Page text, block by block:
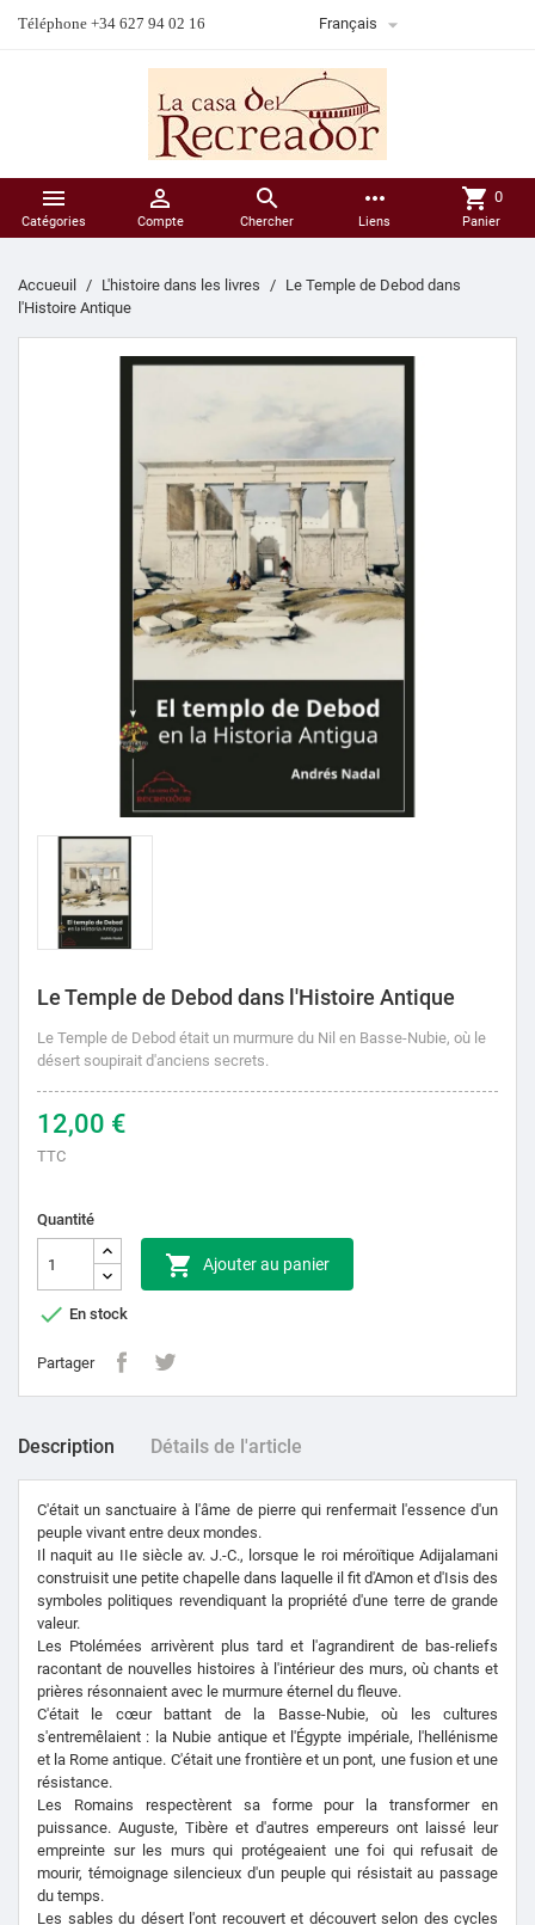
Téléphone +34 627 94 02 16 Français 

Catégories

Compte

Chercher
more_horiz
Liens
shopping_cart 0
Panier
Accueuil L'histoire dans les livres
Le Temple de Debod dans
l'Histoire Antique
Le Temple de Debod dans l'Histoire Antique
Le Temple de Debod était un murmure du Nil en Basse-Nubie, où le
désert soupirait d'anciens secrets.
12,00 €
TTC
Quantité
 Ajouter au panier
 En stock
Partager
Description Détails de l'article
C'était un sanctuaire à l'âme de pierre qui renfermait l'essence d'un
peuple vivant entre deux mondes.
Il naquit au IIe siècle av. J.-C., lorsque le roi méroïtique Adijalamani
construisit une petite chapelle dans laquelle il fit d'Amon et d'Isis des
symboles politiques revendiquant la propriété d'une terre de grande
valeur.
Les Ptolémées arrivèrent plus tard et l'agrandirent de bas-reliefs
racontant de nouvelles histoires à l'intérieur des murs, où chants et
prières résonnaient avec le murmure éternel du fleuve.
C'était le cœur battant de la Basse-Nubie, où les cultures
s'entremêlaient : la Nubie antique et l'Égypte impériale, l'hellénisme
et la Rome antique. C'était une frontière et un pont, une fusion et une
résistance.
Les Romains respectèrent sa forme pour la transformer en
puissance. Auguste, Tibère et d'autres empereurs ont laissé leur
empreinte sur les murs qui protégeaient une foi qui refusait de
mourir, témoignage silencieux d'un peuple qui résistait au passage
du temps.
Les sables du désert l'ont recouvert et découvert selon des cycles